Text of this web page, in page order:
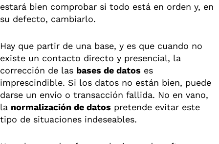
estará bien comprobar si todo está en orden y, en
su defecto, cambiarlo.
Hay que partir de una base, y es que cuando no
existe un contacto directo y presencial, la
corrección de las bases de datos es
imprescindible. Si los datos no están bien, puede
darse un envío o transacción fallida. No en vano,
la normalización de datos pretende evitar este
tipo de situaciones indeseables.